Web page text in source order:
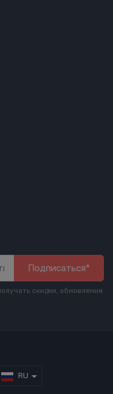
Подписаться*
скидки, обновления
RU